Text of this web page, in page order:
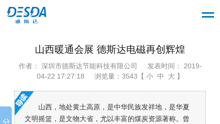
山西暖通会展 德斯达电磁再创辉煌
作者： 深圳市德斯达节能科技有限公司
发表时间： 2019-
04-22 17:27:18
浏览量：3543【 小 中 大 】
山西，地处黄土高原，是中华民族发祥地，是华夏
文明摇篮，是文物大省，尤以丰富的煤炭资源著称。曾